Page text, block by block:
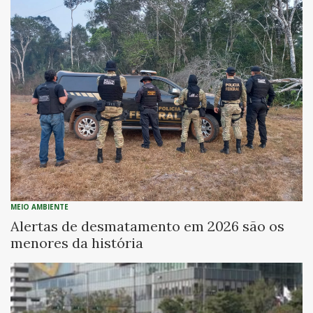
MEIO AMBIENTE
Alertas de desmatamento em 2026 são os
menores da história